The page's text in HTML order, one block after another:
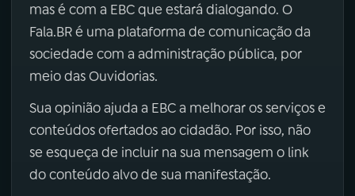
mas é com a EBC que estará dialogando. O
Fala.BR é uma plataforma de comunicação da
sociedade com a administração pública, por
meio das Ouvidorias.
Sua opinião ajuda a EBC a melhorar os serviços e
conteúdos ofertados ao cidadão. Por isso, não
se esqueça de incluir na sua mensagem o link
do conteúdo alvo de sua manifestação.